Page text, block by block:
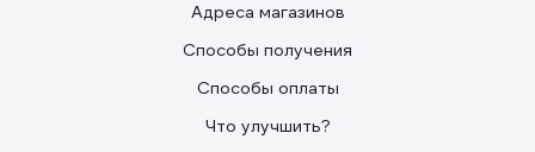
Адреса магазинов
Способы получения
Способы оплаты
Что улучшить?